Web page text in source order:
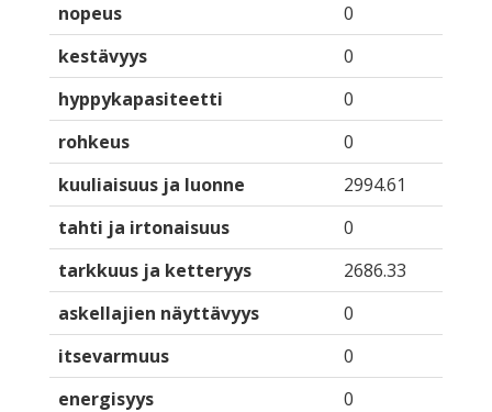
nopeus
0
kestävyys
0
hyppykapasiteetti
0
rohkeus
0
kuuliaisuus ja luonne
2994.61
tahti ja irtonaisuus
0
tarkkuus ja ketteryys
2686.33
askellajien näyttävyys
0
itsevarmuus
0
energisyys
0